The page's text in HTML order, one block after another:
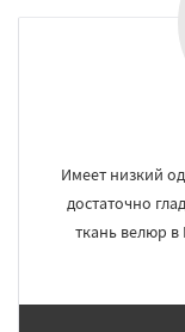
Имеет низкий
достаточно
ткань велюр